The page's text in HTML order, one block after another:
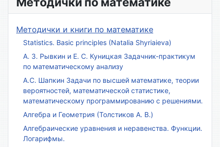
Методички и книги по математике
Statistics. Basic principles (Natalia Shyriaieva)
А. З. Рывкин и Е. С. Куницкая Задачник-практикум
по математическому анализу
А.С. Шапкин Задачи по высшей математике, теории
вероятностей, математической статистике,
математическому программированию с решениями.
Алгебра и Геометрия (Толстиков А. В.)
Алгебраические уравнения и неравенства. Функции.
Логарифмы.